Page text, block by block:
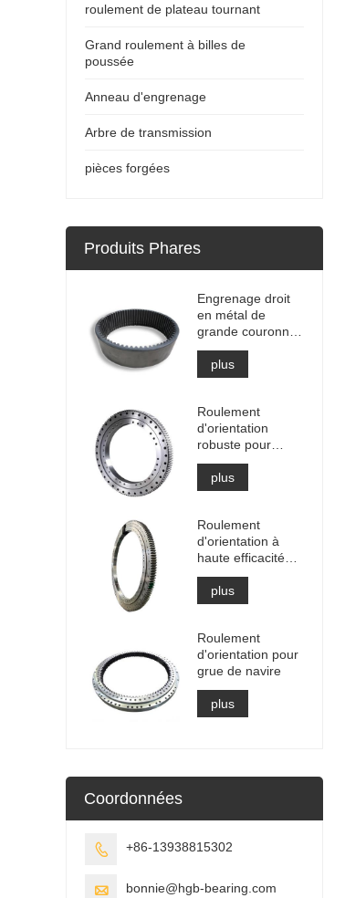
roulement de plateau tournant
Grand roulement à billes de
poussée
Anneau d'engrenage
Arbre de transmission
pièces forgées
Produits Phares
Engrenage droit
en métal de
grande couronne
dentée interne de
haute précision
avec traitement
plus
Roulement
d'orientation
robuste pour
équipement de
grue portuaire
plus
Roulement
d'orientation à
haute efficacité
pour le
récupérateur
d'empileur
plus
Roulement
d'orientation pour
grue de navire
plus
Coordonnées
 +86-13938815302
 bonnie@hgb-bearing.com